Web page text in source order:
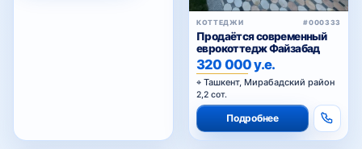
КОТТЕДЖИ #000333
Продаётся современный
еврокоттедж Файзабад
320 000 у.е.
Ташкент, Мирабадский район
2,2 сот.
Подробнее